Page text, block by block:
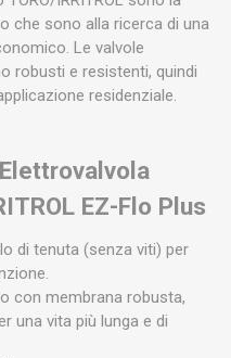
che sono alla ricerca di una
Le valvole
robusti e resistenti, quindi
residenziale.
EZ-Flo Plus
di tenuta (senza viti) per
con membrana robusta,
una vita più lunga e di